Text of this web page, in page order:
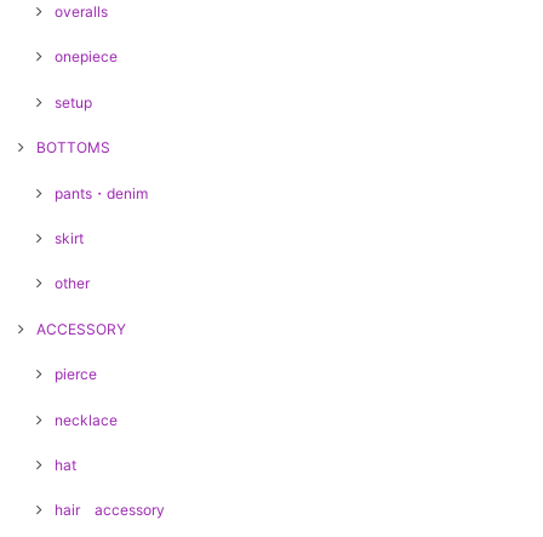
overalls
onepiece
setup
BOTTOMS
pants・denim
skirt
other
ACCESSORY
pierce
necklace
hat
hair accessory